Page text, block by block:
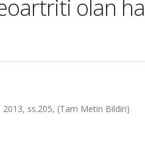
olan
ss.205, (Tam Metin Bildiri)